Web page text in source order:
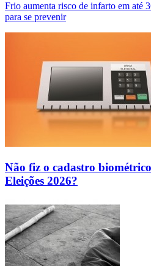
Frio aumenta risco de infarto em até
para se prevenir
Não fiz o cadastro
Eleições 2026?